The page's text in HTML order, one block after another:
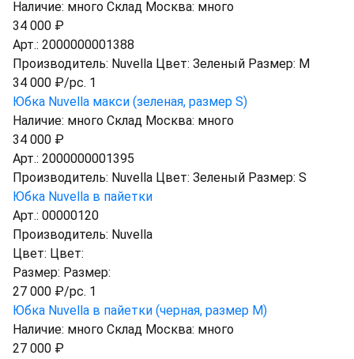
Наличие: много Склад Москва: много
34 000 ₽
Арт.: 2000000001388
Производитель: Nuvella Цвет: Зеленый Размер: M
34 000 ₽/pc. 1
Юбка Nuvella макси (зеленая, размер S)
Наличие: много Склад Москва: много
34 000 ₽
Арт.: 2000000001395
Производитель: Nuvella Цвет: Зеленый Размер: S
Юбка Nuvella в пайетки
Арт.: 00000120
Производитель: Nuvella
Цвет: Цвет:
Размер: Размер:
27 000 ₽/pc. 1
Юбка Nuvella в пайетки (черная, размер M)
Наличие: много Склад Москва: много
27 000 ₽